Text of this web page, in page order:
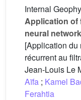
Internal
Application of
neural
[Application du
récurrent au
Jean-Louis Le
Aïfa ; Kamel
Ferahtia